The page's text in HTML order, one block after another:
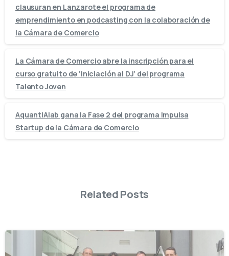
clausuran en Lanzarote el programa de
emprendimiento en podcasting con la colaboración de
la Cámara de Comercio
La Cámara de Comercio abre la inscripción para el
curso gratuito de ‘Iniciación al DJ’ del programa
Talento Joven
AquantIAlab gana la Fase 2 del programa Impulsa
Startup de la Cámara de Comercio
Related Posts